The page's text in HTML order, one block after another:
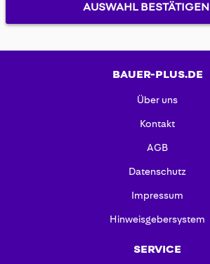
AUSWAHL BESTÄTIGEN
BAUER-PLUS.DE
Über uns
Kontakt
AGB
Datenschutz
Impressum
Hinweisgebersystem
SERVICE